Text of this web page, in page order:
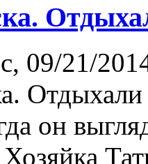
09/21/
Отдыхали
он